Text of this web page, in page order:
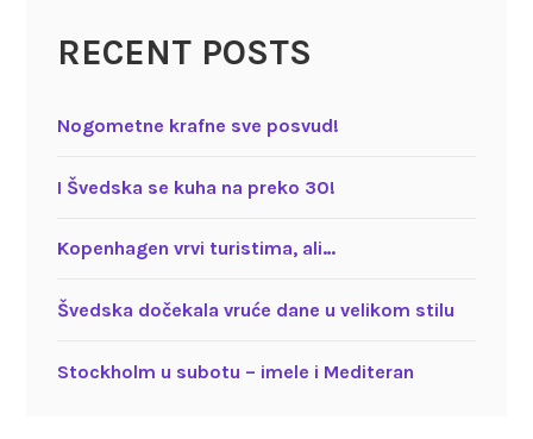
RECENT POSTS
Nogometne krafne sve posvud!
I Švedska se kuha na preko 30!
Kopenhagen vrvi turistima, ali…
Švedska dočekala vruće dane u velikom stilu
Stockholm u subotu – imele i Mediteran